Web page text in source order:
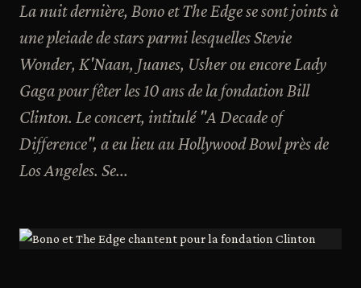
La nuit dernière, Bono et The Edge se sont joints à
une pleiade de stars parmi lesquelles Stevie
Wonder, K'Naan, Juanes, Usher ou encore Lady
Gaga pour fêter les 10 ans de la fondation Bill
Clinton. Le concert, intitulé "A Decade of
Difference", a eu lieu au Hollywood Bowl près de
Los Angeles. Se...